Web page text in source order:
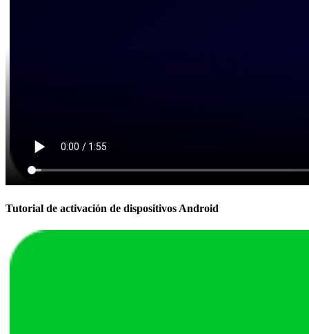
Tutorial de activación de dispositivos Android